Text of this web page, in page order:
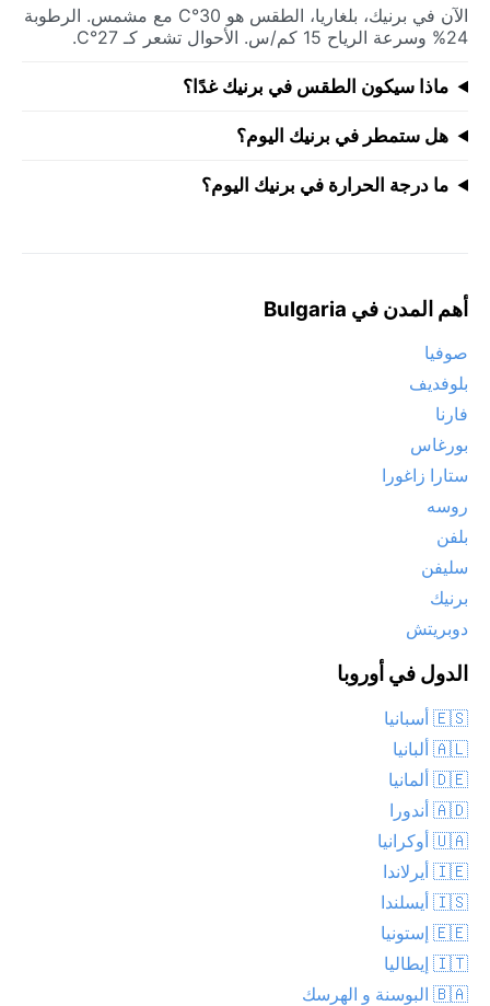
الآن في برنيك، بلغاريا، الطقس هو 30°C مع مشمس. الرطوبة
24% وسرعة الرياح 15 كم/س. الأحوال تشعر كـ 27°C.
ماذا سيكون الطقس في برنيك غدًا؟
هل ستمطر في برنيك اليوم؟
ما درجة الحرارة في برنيك اليوم؟
أهم المدن في Bulgaria
صوفيا
بلوفديف
فارنا
بورغاس
ستارا زاغورا
روسه
بلفن
سليفن
برنيك
دوبريتش
الدول في أوروبا
🇪🇸 أسبانيا
🇦🇱 ألبانيا
🇩🇪 ألمانيا
🇦🇩 أندورا
🇺🇦 أوكرانيا
🇮🇪 أيرلاندا
🇮🇸 أيسلندا
🇪🇪 إستونيا
🇮🇹 إيطاليا
🇧🇦 البوسنة و الهرسك